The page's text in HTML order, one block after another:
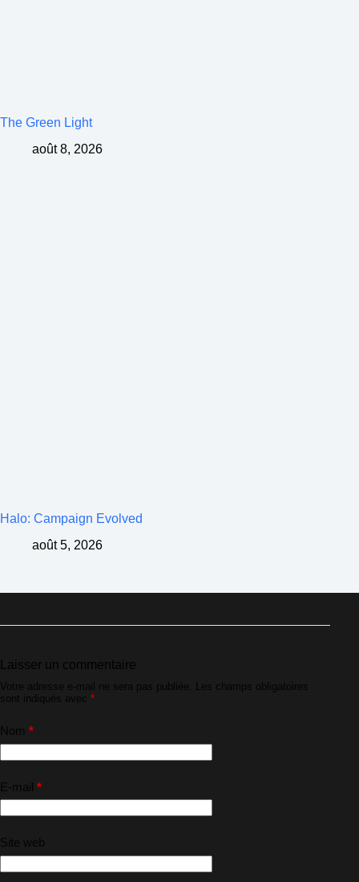
The Green Light
août 8, 2026
Halo: Campaign Evolved
août 5, 2026
Laisser un commentaire
Votre adresse e-mail ne sera pas publiée.
Les champs obligatoires
sont indiqués avec *
Nom *
E-mail *
Site web